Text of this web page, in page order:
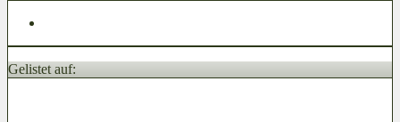
Gelistet auf: